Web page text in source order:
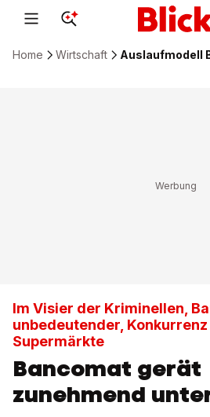
Home Wirtschaft Auslaufmodell
Im Visier der Kriminellen,
unbedeutender,
Supermärkte
Bancomat gerät
zunehmend